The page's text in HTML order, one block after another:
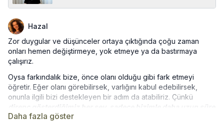
Hazal
Zor duygular ve düşünceler ortaya çıktığında çoğu zaman
onları hemen değiştirmeye, yok etmeye ya da bastırmaya
çalışırız.
Oysa farkındalık bize, önce olanı olduğu gibi fark etmeyi
öğretir. Eğer olanı görebilirsek, varlığını kabul edebilirsek,
onunla ilgili bizi destekleyen bir adım da atabiliriz. Çünkü
direnç gösterdiğimiz her şey, sadece bizimle daha uzun süre
kalırve yok etmeye çalıştığımız daha güçlü şekilde karşımıza